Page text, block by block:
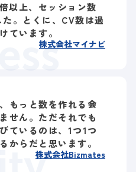
以上、セッション数
。とくに、CV数は過
ています。
株式会社マイナビ
もっと数を作れる会
せん。ただそれでも
ているのは、1つ1つ
からだと思います。
株式会社Bizmates